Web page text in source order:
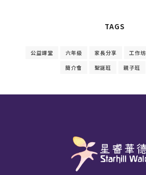
TAGS
公益課堂 六年級 家長分享 工作坊
簡介會
聖誕班 親子班